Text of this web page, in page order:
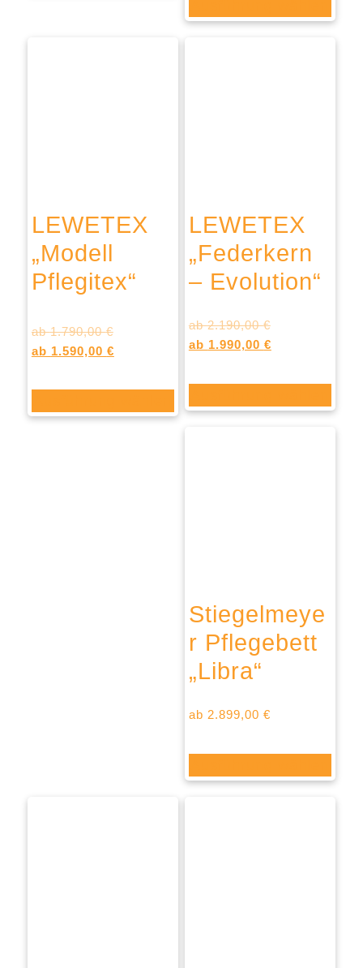
LEWETEX
„Modell
Pflegitex“
Bewertet
mit
5.00
ab1.790,00€
ab 1.590,00 €
LEWETEX
„Federkern
– Evolution“
ab2.190,00€
ab 1.990,00 €
Stiegelmeye
r Pflegebett
„Libra“
ab 2.899,00 €